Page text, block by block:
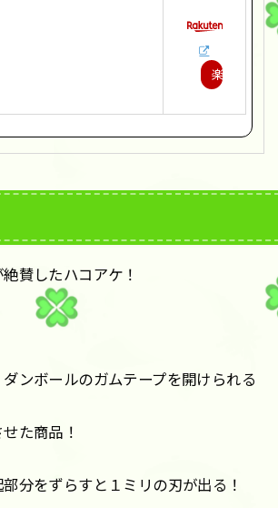
楽
入
賛したハコアケ！
ンボールのガムテープを開けられる
た商品！
分をずらすと１ミリの刃が出る！